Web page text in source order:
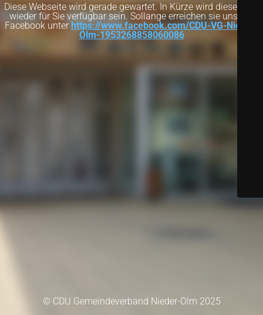
Diese Webseite wird gerade gewartet. In Kürze wird diese Seite
wieder für Sie verfügbar sein. Sollange erreichen sie uns auf
Facebook unter https://www.facebook.com/CDU-VG-Nieder-
Olm-1953268858060086
© CDU Gemeindeverband Nieder-Olm 2025